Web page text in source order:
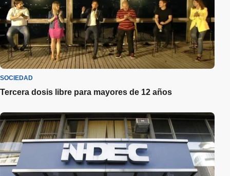
SOCIEDAD
Tercera dosis libre para mayores de 12 años